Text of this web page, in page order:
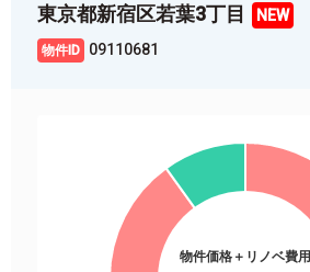
東京都新宿区若葉3丁目
09110681
物件価格＋リノベ費用